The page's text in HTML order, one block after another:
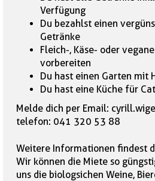
Verfügung
Du bezahlst einen
Getränke
Fleich-, Käse- oder
vorbereiten
Du hast einen Garten mit
Du hast eine Küche für
Melde dich per Email:
telefon: 041 320 53 88
Weitere Informationen findest
Wir können die Miete so
uns die biologsichen Weine,